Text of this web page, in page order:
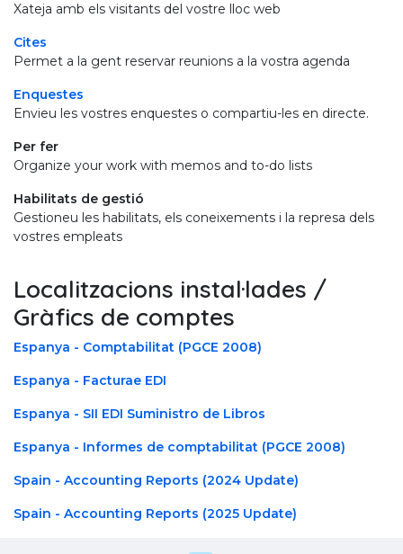
Xateja amb els visitants del vostre lloc web
Cites
Permet a la gent reservar reunions a la vostra agenda
Enquestes
Envieu les vostres enquestes o compartiu-les en directe.
Per fer
Organize your work with memos and to-do lists
Habilitats de gestió
Gestioneu les habilitats, els coneixements i la represa dels
vostres empleats
Localitzacions instal·lades /
Gràfics de comptes
Espanya - Comptabilitat (PGCE 2008)
Espanya - Facturae EDI
Espanya - SII EDI Suministro de Libros
Espanya - Informes de comptabilitat (PGCE 2008)
Spain - Accounting Reports (2024 Update)
Spain - Accounting Reports (2025 Update)